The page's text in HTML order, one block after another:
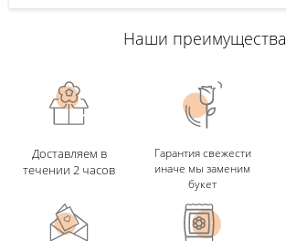
Наши преимущества
Доставляем в
течении 2 часов
Гарантия свежести
иначе мы заменим
букет